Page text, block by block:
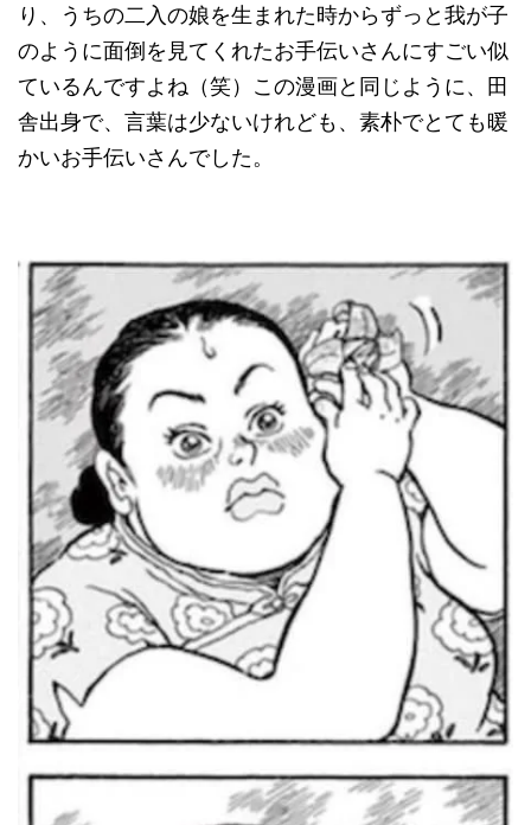
り、うちの二入の娘を生まれた時からずっと我が子
のように面倒を見てくれたお手伝いさんにすごい似
ているんですよね（笑）この漫画と同じように、田
舎出身で、言葉は少ないけれども、素朴でとても暖
かいお手伝いさんでした。